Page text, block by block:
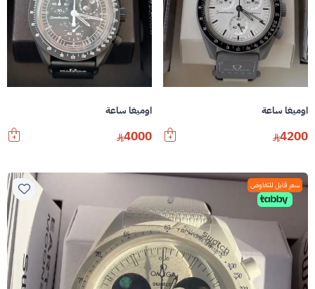
اوميغا ساعة
4200
اوميغا ساعة
4000
سعر قابل للتفاوض